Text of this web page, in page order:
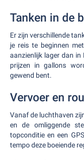
Tanken in de
Er zijn verschillende
je reis te beginnen
aanzienlijk lager dan in
prijzen in gallons
gewend bent.
Vervoer en
Vanaf de luchthaven
en de omliggende
topconditie en een
tempo deze boeiende